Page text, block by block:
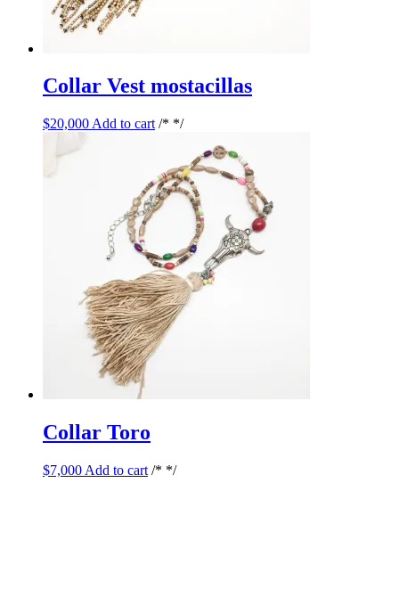
Collar Vest mostacillas
$20,000 Add to cart /* */
Collar Toro
$7,000 Add to cart /* */